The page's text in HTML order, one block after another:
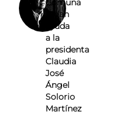
Comuna
Pidan
ayuda
a la
presidenta
Claudia
José
Ángel
Solorio
Martínez